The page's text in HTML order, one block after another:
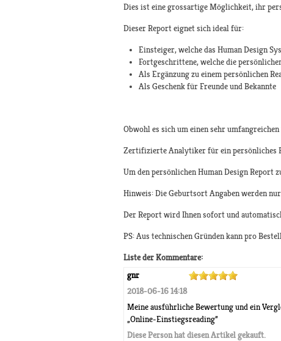
Dies ist eine grossartige Möglichkeit, ihr
Dieser Report eignet sich ideal für:
Einsteiger, welche das Human Design
Fortgeschrittene, welche die
Als Ergänzung zu einem persönlichen
Als Geschenk für Freunde und Bekannte
Obwohl es sich um einen sehr
Zertifizierte Analytiker für ein persönliches
Um den persönlichen Human Design Report
Hinweis: Die Geburtsort Angaben werden
Der Report wird Ihnen sofort und
PS: Aus technischen Gründen kann pro
Liste der Kommentare:
gnr
2018-06-16 14:18
Meine ausführliche Bewertung und ein
„Online-Einstiegsreading”
Diese Person hat diesen Artikel gekauft.